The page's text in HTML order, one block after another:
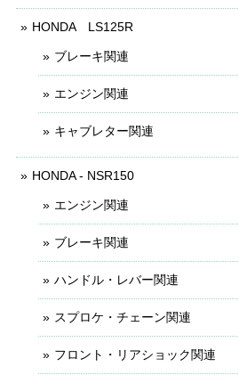
HONDA LS125R
ブレーキ関連
エンジン関連
キャブレター関連
HONDA - NSR150
エンジン関連
ブレーキ関連
ハンドル・レバー関連
スプロケ・チェーン関連
フロント・リアショック関連